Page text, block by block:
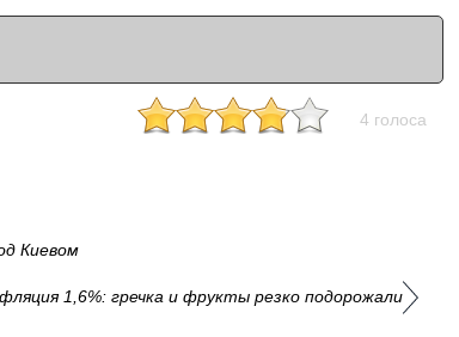
4 голоса
Киевом
1,6%: гречка и фрукты резко подорожали